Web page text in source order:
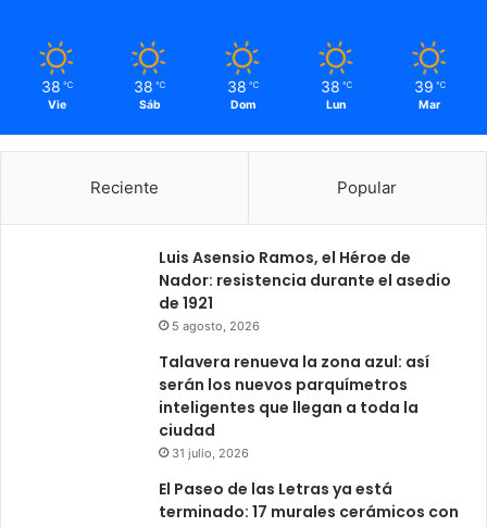
38 ℃
Vie
38 ℃
Sáb
38 ℃
Dom
38 ℃
Lun
39 ℃
Mar
Reciente Popular
Luis Asensio Ramos, el Héroe de
Nador: resistencia durante el asedio
de 1921
5 agosto, 2026
Talavera renueva la zona azul: así
serán los nuevos parquímetros
inteligentes que llegan a toda la
ciudad
31 julio, 2026
El Paseo de las Letras ya está
terminado: 17 murales cerámicos con